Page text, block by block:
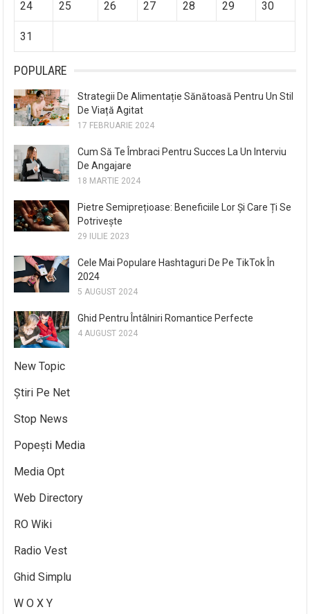
24 25 26 27 28 29 30
31
POPULARE
Strategii De Alimentație Sănătoasă Pentru Un Stil
De Viață Agitat
17 FEBRUARIE 2024
Cum Să Te Îmbraci Pentru Succes La Un Interviu
De Angajare
18 MARTIE 2024
Pietre Semiprețioase: Beneficiile Lor Și Care Ți Se
Potrivește
29 IULIE 2023
Cele Mai Populare Hashtaguri De Pe TikTok În
2024
5 AUGUST 2024
Ghid Pentru Întâlniri Romantice Perfecte
4 AUGUST 2024
New Topic
Știri Pe Net
Stop News
Popești Media
Media Opt
Web Directory
RO Wiki
Radio Vest
Ghid Simplu
W O X Y